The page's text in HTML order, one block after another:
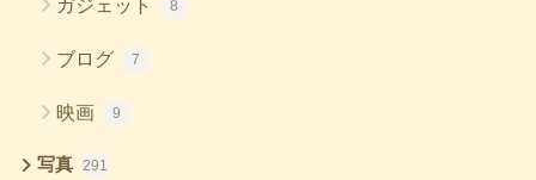
ガジェット 8
ブログ 7
映画 9
写真 291